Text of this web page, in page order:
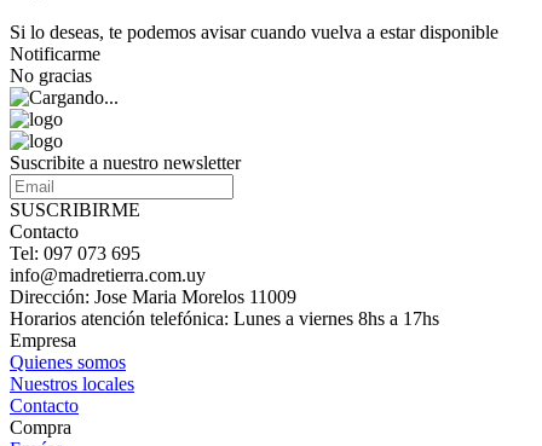
Si lo deseas, te podemos avisar cuando vuelva a estar disponible
Notificarme
No gracias
Suscribite a nuestro newsletter
SUSCRIBIRME
Contacto
Tel: 097 073 695
info@madretierra.com.uy
Dirección: Jose Maria Morelos 11009
Horarios atención telefónica: Lunes a viernes 8hs a 17hs
Empresa
Quienes somos
Nuestros locales
Contacto
Compra